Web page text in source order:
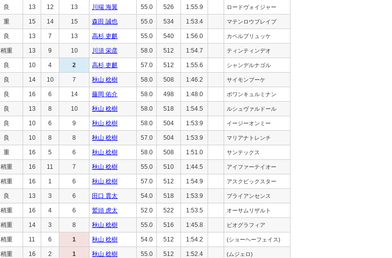
良 13 12 13 川端 海翼 55.0 526 1:55.9 ロードヴォイジャー
重 15 14 15 森田 誠也 55.0 534 1:53.4 マテンロウブレイブ
良 13 7 13 高杉 吏麒 55.0 540 1:56.0 カペルブリュッケ
稍重 13 9 10 川須 栄彦 58.0 512 1:54.7 ティンティンデオ
良 10 4 2 高杉 吏麒 57.0 512 1:55.6 シャンデルナゴル
良 14 10 7 秋山 稔樹 58.0 508 1:46.2 サイモンブーケ
良 16 6 14 藤岡 佑介 58.0 498 1:48.0 ポワンキュルミナン
良 13 8 10 秋山 稔樹 58.0 518 1:54.5 ルシュヴァルドール
良 10 6 9 秋山 稔樹 58.0 504 1:53.9 イージーオンミー
良 10 8 8 秋山 稔樹 57.0 504 1:53.9 マリアナトレンチ
重 16 5 6 秋山 稔樹 58.0 508 1:51.0 サンテックス
稍重 16 11 7 秋山 稔樹 55.0 510 1:44.5 アイファーテイオー
稍重 16 1 6 秋山 稔樹 57.0 512 1:54.9 アスクビックスター
良 13 3 6 田口 貫太 54.0 518 1:53.9 ブライアンセンス
稍重 16 4 6 鷲頭 虎太 52.0 522 1:53.5 オーサムリザルト
稍重 14 3 8 秋山 稔樹 55.0 516 1:45.8 ビオグラフィア
稍重 11 6 1 秋山 稔樹 54.0 512 1:54.2 (ショーヘーフェイス)
稍重 16 2 1 秋山 稔樹 55.0 512 1:52.4 (ムジェロ)